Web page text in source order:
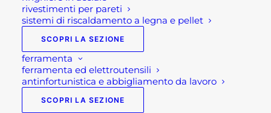
rivestimenti per pareti
sistemi di riscaldamento a legna e pellet
SCOPRI LA SEZIONE
ferramenta
ferramenta ed elettroutensili
antinfortunistica e abbigliamento da lavoro
SCOPRI LA SEZIONE